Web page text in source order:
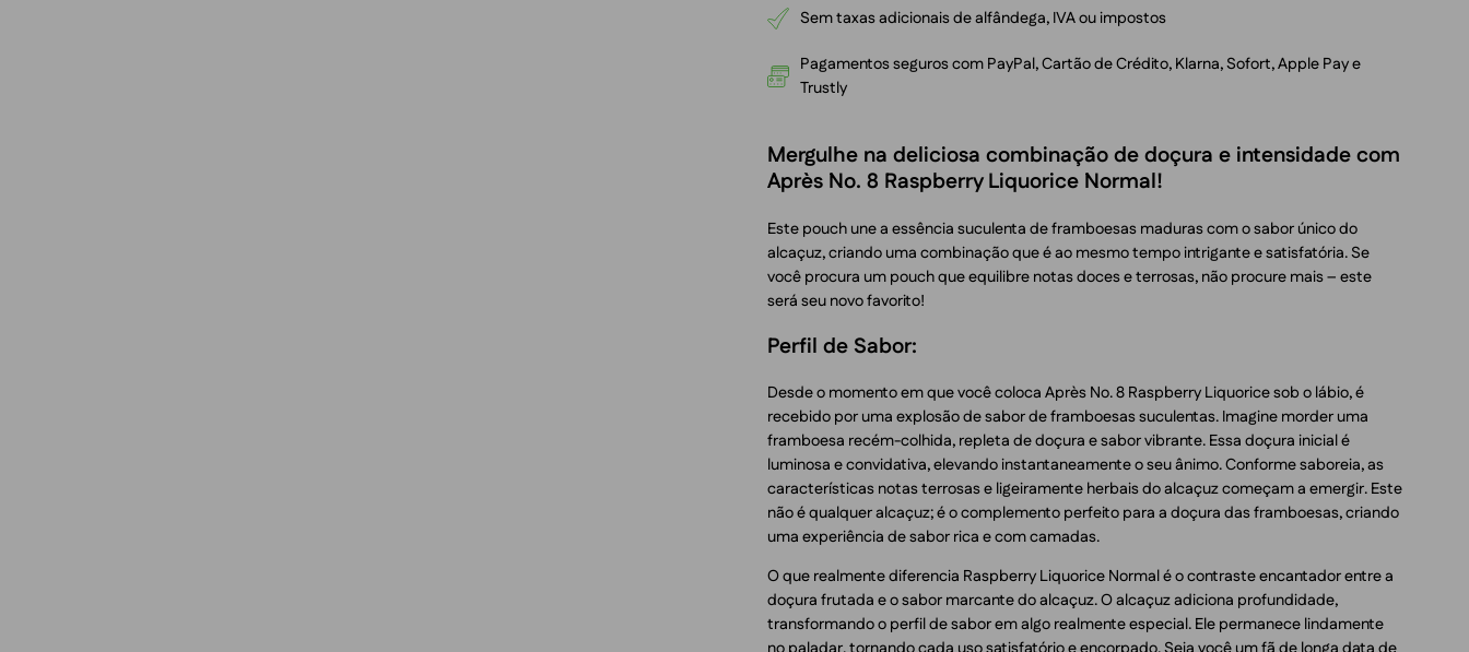
Sem taxas adicionais de alfândega, IVA ou impostos
Pagamentos seguros com PayPal, Cartão de Crédito, Klarna, Sofort, Apple Pay e
Trustly
Mergulhe na deliciosa combinação de doçura e intensidade com
Après No. 8 Raspberry Liquorice Normal!
Este pouch une a essência suculenta de framboesas maduras com o sabor único do
alcaçuz, criando uma combinação que é ao mesmo tempo intrigante e satisfatória. Se
você procura um pouch que equilibre notas doces e terrosas, não procure mais – este
será seu novo favorito!
Perfil de Sabor:
Desde o momento em que você coloca Après No. 8 Raspberry Liquorice sob o lábio, é
recebido por uma explosão de sabor de framboesas suculentas. Imagine morder uma
framboesa recém-colhida, repleta de doçura e sabor vibrante. Essa doçura inicial é
luminosa e convidativa, elevando instantaneamente o seu ânimo. Conforme saboreia, as
características notas terrosas e ligeiramente herbais do alcaçuz começam a emergir. Este
não é qualquer alcaçuz; é o complemento perfeito para a doçura das framboesas, criando
uma experiência de sabor rica e com camadas.
O que realmente diferencia Raspberry Liquorice Normal é o contraste encantador entre a
doçura frutada e o sabor marcante do alcaçuz. O alcaçuz adiciona profundidade,
transformando o perfil de sabor em algo realmente especial. Ele permanece lindamente